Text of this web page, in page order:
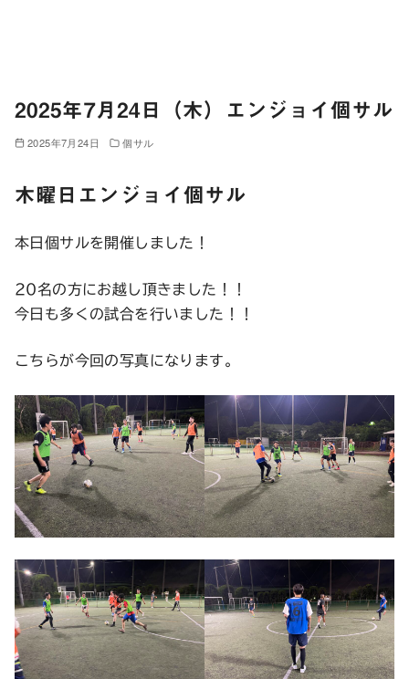
2025年7月24日（木）エンジョイ個サル
2025年7月24日 個サル
木曜日エンジョイ個サル
本日個サルを開催しました！
20名の方にお越し頂きました！！
今日も多くの試合を行いました！！
こちらが今回の写真になります。